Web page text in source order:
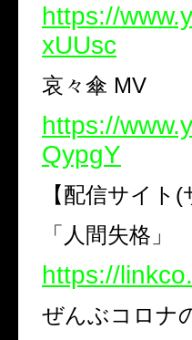
https://
xUUsc
哀々傘 MV
https://
QypgY
【配信サイト
「人間失格」
https://
ぜんぶコロナ